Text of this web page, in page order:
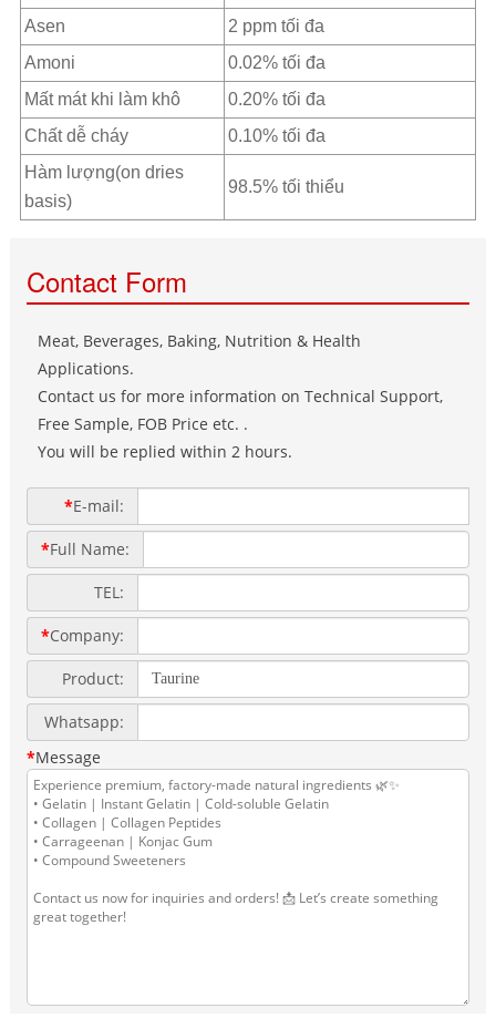
Asen
2 ppm tối đa
Amoni
0.02% tối đa
Mất mát khi làm khô
0.20% tối đa
Chất dễ cháy
0.10% tối đa
Hàm lượng(on dries
basis)
98.5% tối thiểu